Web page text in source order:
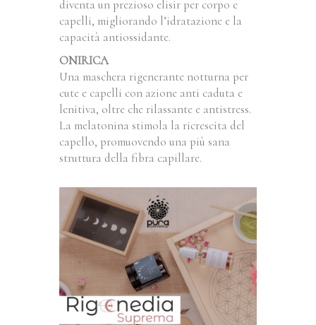
diventa un prezioso elisir per corpo e
capelli, migliorando l’idratazione e la
capacità antiossidante.
ONIRICA
Una maschera rigenerante notturna per
cute e capelli con azione anti caduta e
lenitiva, oltre che rilassante e antistress.
La melatonina stimola la ricrescita del
capello, promuovendo una più sana
struttura della fibra capillare.